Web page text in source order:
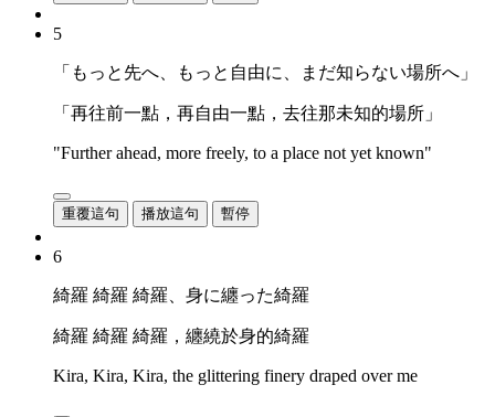
5
「もっと先へ、もっと自由に、まだ知らない場所へ」
「再往前一點，再自由一點，去往那未知的場所」
"Further ahead, more freely, to a place not yet known"
重覆這句 播放這句 暫停
6
綺羅 綺羅 綺羅、身に纏った綺羅
綺羅 綺羅 綺羅，纏繞於身的綺羅
Kira, Kira, Kira, the glittering finery draped over me